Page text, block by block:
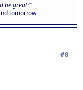
be great?"
tomorrow
#8